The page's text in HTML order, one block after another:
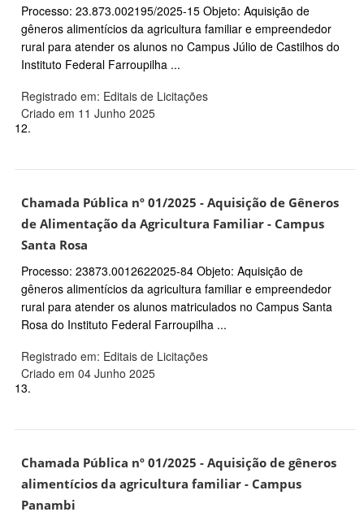
Processo: 23.873.002195/2025-15 Objeto: Aquisição de
gêneros alimentícios da agricultura familiar e empreendedor
rural para atender os alunos no Campus Júlio de Castilhos do
Instituto Federal Farroupilha ...
Registrado em: Editais de Licitações
Criado em 11 Junho 2025
12.
Chamada Pública nº 01/2025 - Aquisição de Gêneros
de Alimentação da Agricultura Familiar - Campus
Santa Rosa
Processo: 23873.0012622025-84 Objeto: Aquisição de
gêneros alimentícios da agricultura familiar e empreendedor
rural para atender os alunos matriculados no Campus Santa
Rosa do Instituto Federal Farroupilha ...
Registrado em: Editais de Licitações
Criado em 04 Junho 2025
13.
Chamada Pública nº 01/2025 - Aquisição de gêneros
alimentícios da agricultura familiar - Campus
Panambi